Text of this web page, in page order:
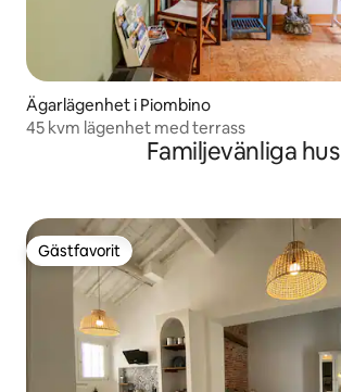
Ägarlägenhet i Piombino
45 kvm lägenhet med terrass
Familjevänliga hus
Gästfavorit
Gästfavorit